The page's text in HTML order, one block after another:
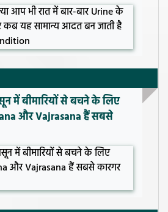
में बीमारियों से बचने के लिए
और Vajrasana हैं सबसे